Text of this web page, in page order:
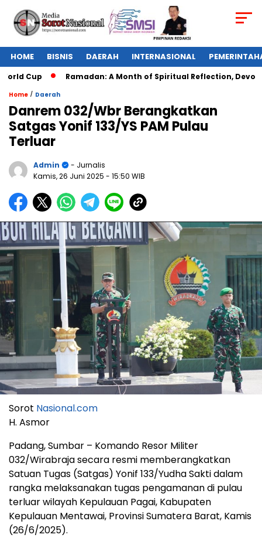
HOME BISNIS DAERAH INTERNASIONAL
Cup Ramadan: A Month of Spiritual Reflection,
Home / Daerah
Danrem 032/Wbr Berangkatkan
Satgas Yonif 133/YS PAM Pulau
Terluar
Admin
- Jurnalis
Kamis, 26 Juni 2025 - 15:50 WIB
Sorot Nasional.com
H. Asmor
Padang, Sumbar – Komando Resor Militer
032/Wirabraja secara resmi memberangkatkan
Satuan Tugas (Satgas) Yonif 133/Yudha Sakti dalam
rangka melaksanakan tugas pengamanan di pulau
terluar wilayah Kepulauan Pagai, Kabupaten
Kepulauan Mentawai, Provinsi Sumatera Barat, Kamis
(26/6/2025).